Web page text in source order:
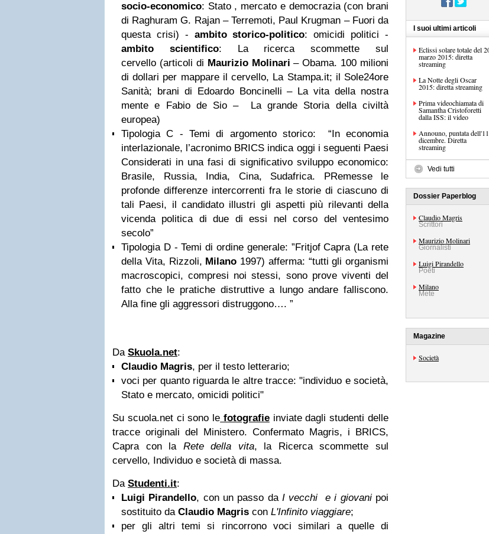
socio-economico: Stato , mercato e democrazia (con brani
di Raghuram G. Rajan – Terremoti, Paul Krugman – Fuori da
questa crisi) - ambito storico-politico: omicidi politici -
ambito scientifico: La ricerca scommette sul
cervello (articoli di Maurizio Molinari – Obama. 100 milioni
di dollari per mappare il cervello, La Stampa.it; il Sole24ore
Sanità; brani di Edoardo Boncinelli – La vita della nostra
mente e Fabio de Sio – La grande Storia della civiltà
europea)
Tipologia C - Temi di argomento storico: “In economia
interlazionale, l’acronimo BRICS indica oggi i seguenti Paesi
Considerati in una fasi di significativo sviluppo economico:
Brasile, Russia, India, Cina, Sudafrica. PRemesse le
profonde differenze intercorrenti fra le storie di ciascuno di
tali Paesi, il candidato illustri gli aspetti più rilevanti della
vicenda politica di due di essi nel corso del ventesimo
secolo”
Tipologia D - Temi di ordine generale: ”Fritjof Capra (La rete
della Vita, Rizzoli, Milano 1997) afferma: “tutti gli organismi
macroscopici, compresi noi stessi, sono prove viventi del
fatto che le pratiche distruttive a lungo andare falliscono.
Alla fine gli aggressori distruggono…. ”
Da Skuola.net:
Claudio Magris, per il testo letterario;
voci per quanto riguarda le altre tracce: "individuo e società,
Stato e mercato, omicidi politici"
Su scuola.net ci sono le fotografieinviate dagli studenti delle
tracce originali del Ministero. Confermato Magris, i BRICS,
Capra con la Rete della vita, la Ricerca scommette sul
cervello, Individuo e società di massa.
Da Studenti.it:
Luigi Pirandello, con un passo daI vecchi e i giovani poi
sostituito daClaudio Magris con L'Infinito viaggiare;
per gli altri temi si rincorrono voci similari a quelle di
I suoi ultimi articoli
Eclissi solare totale del
marzo 2015: diretta
streaming
La Notte degli Oscar
2015: diretta streaming
Prima videochiamata di
Samantha Cristoforetti
dalla ISS: il video
Announo, puntata dell'11
dicembre. Diretta
streaming
Vedi tutti
Dossier Paperblog
Claudio Magris
Scrittori
Maurizio Molinari
Giornalisti
Luigi Pirandello
Poeti
Milano
Mete
Magazine
Società